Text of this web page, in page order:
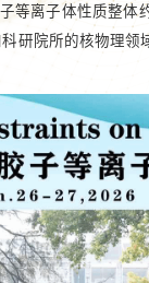
离子体性质整
研院所的核物理